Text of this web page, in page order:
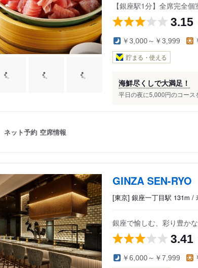
【銀座駅1分】全席完全
3.15
￥3,000～￥3,999
貯まる・使える
海鮮尽くしで大満足！
平日の夜に5,000円のコース
ネット予約 空席情報
GINZA SEN-RYO
[東京] 銀座一丁目駅 131m /
銀座で愉しむ、彩り豊か
3.41
￥6,000～￥7,999